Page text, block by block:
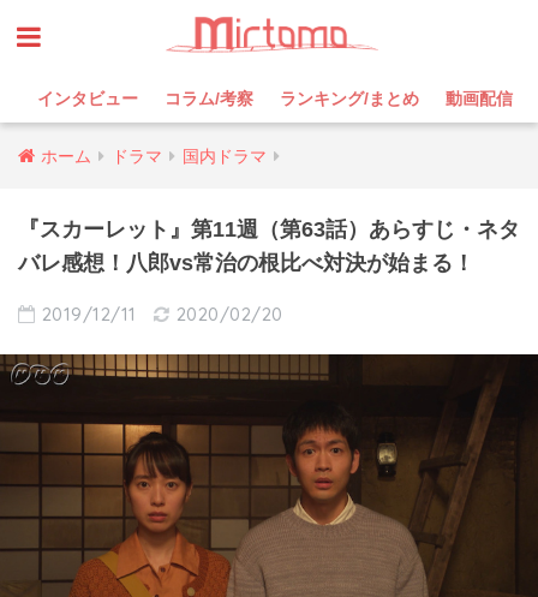
インタビュー コラム/考察 ランキング/まとめ 動画配信
ホーム ドラマ 国内ドラマ
『スカーレット』第11週（第63話）あらすじ・ネタ
バレ感想！八郎vs常治の根比べ対決が始まる！
2019/12/11 2020/02/20